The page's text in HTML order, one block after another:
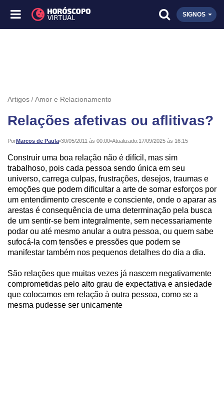
SIGNOS
Artigos Amor e Relacionamento
Relações afetivas ou aflitivas?
PorMarcos de Paula•
Publicado: 30/05/2011 às 00:00•Atualizado:17/09/2025 às 16:15
Construir uma boa relação não é difícil, mas sim
trabalhoso, pois cada pessoa sendo única em seu
universo, carrega culpas, frustrações, desejos, traumas e
emoções que podem dificultar a arte de somar esforços por
um entendimento crescente e consciente, onde o aparar as
arestas é consequência de uma determinação pela busca
de um sentir-se bem integralmente, sem necessariamente
podar ou até mesmo anular a outra pessoa, ou quem sabe
sufocá-la com tensões e pressões que podem se
manifestar também nos pequenos detalhes do dia a dia.
São relações que muitas vezes já nascem negativamente
comprometidas pelo alto grau de expectativa e ansiedade
que colocamos em relação à outra pessoa, como se a
mesma pudesse ser unicamente